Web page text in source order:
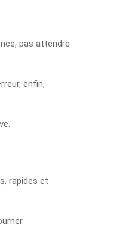
pas attendre
enfin,
rapides et